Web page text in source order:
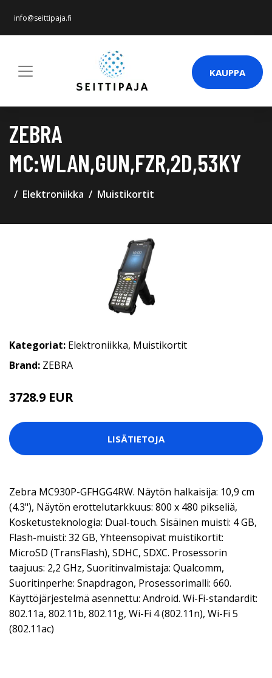
info@seittipaja.fi
KAUPPA
ZEBRA
MC:WLAN,GUN,FZR,2D,53KY
Elektroniikka Muistikortit
Kategoriat: Elektroniikka, Muistikortit
Brand: ZEBRA
3728.9 EUR
LISÄTIETOJA
Zebra MC930P-GFHGG4RW. Näytön halkaisija: 10,9 cm
(4.3"), Näytön erottelutarkkuus: 800 x 480 pikseliä,
Kosketusteknologia: Dual-touch. Sisäinen muisti: 4 GB,
Flash-muisti: 32 GB, Yhteensopivat muistikortit:
MicroSD (TransFlash), SDHC, SDXC. Prosessorin
taajuus: 2,2 GHz, Suoritinvalmistaja: Qualcomm,
Suoritinperhe: Snapdragon, Prosessorimalli: 660.
Käyttöjärjestelmä asennettu: Android. Wi-Fi-standardit:
802.11a, 802.11b, 802.11g, Wi-Fi 4 (802.11n), Wi-Fi 5
(802.11ac)